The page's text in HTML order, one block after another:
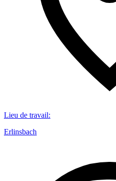
Lieu de travail:
Erlinsbach